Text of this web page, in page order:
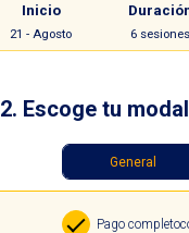
Inicio
21 - Agosto 6 sesiones
2. Escoge tu
General
Pago completo